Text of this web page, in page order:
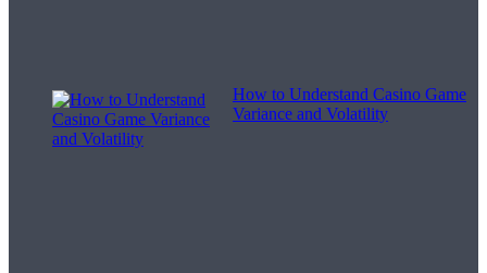
How to Understand Casino Game
Variance and Volatility